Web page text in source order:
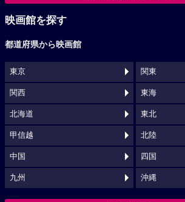
映画館を探す
都道府県から映画館
東京 関東
関西 東海
北海道 東北
甲信越 北陸
中国 四国
九州 沖縄